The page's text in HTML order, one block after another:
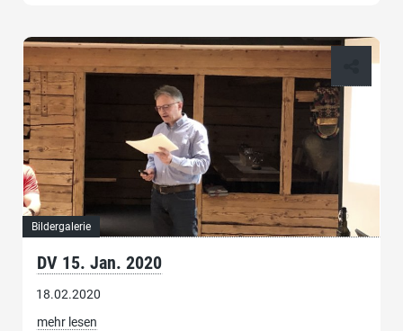
Bildergalerie
DV 15. Jan. 2020
18.02.2020
mehr lesen